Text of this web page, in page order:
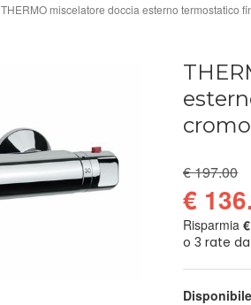
THERMO miscelatore doccia esterno termostatico
cromo
€ 197.00
€
Risparmia
Disponibile